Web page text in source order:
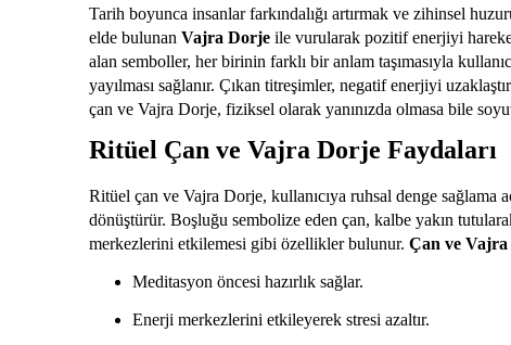
Tarih boyunca insanlar farkındalığı artırmak ve zihinsel
elde bulunan Vajra Dorje ile vurularak pozitif enerjiyi
alan semboller, her birinin farklı bir anlam taşımasıyla
yayılması sağlanır. Çıkan titreşimler, negatif enerjiyi
çan ve Vajra Dorje, fiziksel olarak yanınızda olmasa bile
Ritüel Çan ve Vajra Dorje Faydaları
Ritüel çan ve Vajra Dorje, kullanıcıya ruhsal denge sağlama
dönüştürür. Boşluğu sembolize eden çan, kalbe yakın
merkezlerini etkilemesi gibi özellikler bulunur. Çan ve
Meditasyon öncesi hazırlık sağlar.
Enerji merkezlerini etkileyerek stresi azaltır.